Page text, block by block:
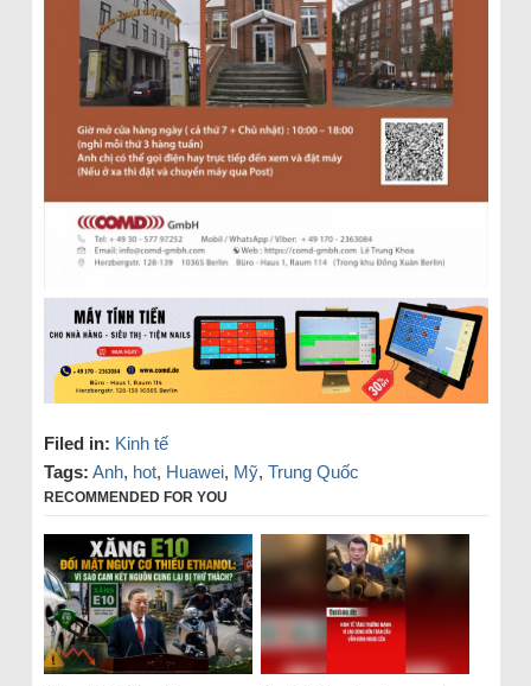
Filed in: Kinh tế
Tags: Anh, hot, Huawei, Mỹ, Trung Quốc
RECOMMENDED FOR YOU